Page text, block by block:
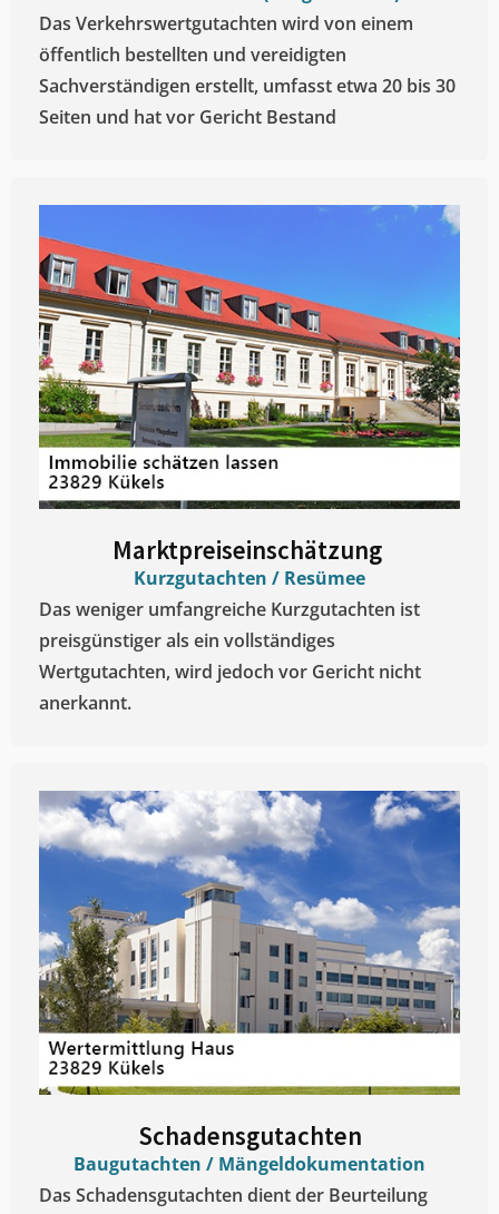
Das Verkehrswertgutachten wird von einem
öffentlich bestellten und vereidigten
Sachverständigen erstellt, umfasst etwa 20 bis 30
Seiten und hat vor Gericht Bestand
Marktpreiseinschätzung ​
Kurzgutachten / Resümee
Das weniger umfangreiche Kurzgutachten ist
preisgünstiger als ein vollständiges
Wertgutachten, wird jedoch vor Gericht nicht
anerkannt.
Schadensgutachten
Baugutachten / Mängeldokumentation
Das Schadensgutachten dient der Beurteilung